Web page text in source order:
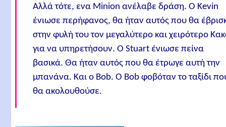
Αλλά τότε, ενα Minion ανέλαβε δράση. Ο Kevin
ένιωσε περήφανος, θα ήταν αυτός που θα
στην φυλή του τον μεγαλύτερο και χειρότερο
για να υπηρετήσουν. Ο Stuart ένιωσε πείνα
βασικά. Θα ήταν αυτός που θα έτρωγε αυτή την
μπανάνα. Και ο Bob. Ο Bob φοβόταν το ταξίδι
θα ακολουθούσε.